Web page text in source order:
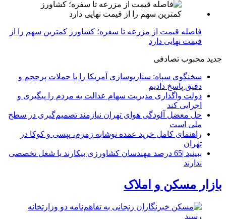
فاصله قیمت از مزرعه تا سفره؛ کشاورز کمترین سهم را از
قیمت نهایی دارد
جدید محبوب تصادفی
سخنگوی سپاه: سناریوسازی آمریکا را با حملات پرحجم‌‌ و
دقیق‌ پاسخ دادیم
دولت واگذاری مدیریت سهام عدالت به مردم را پیگیری و
اجرایی کند
حل معضل آلودگی هوای تهران نیازمند تصمیم‌گیری در سطح
ملی است
راهنمای کامل خرید عمده نوشابه زمزم، پپسی و کوکا در
تهران
ببینید |65 درصد مهندسان کشاورزی بیکارند یا شغل تخصصی
ندارند
بازار مسکن و املاک